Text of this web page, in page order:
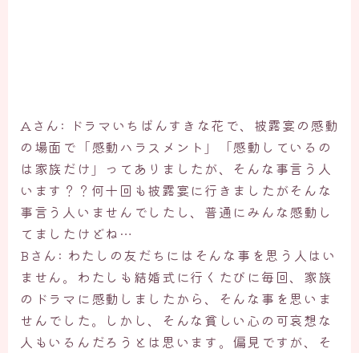
Aさん: ドラマいちばんすきな花で、披露宴の感動
の場面で「感動ハラスメント」「感動しているの
は家族だけ」ってありましたが、そんな事言う人
います？？何十回も披露宴に行きましたがそんな
事言う人いませんでしたし、普通にみんな感動し
てましたけどね…
Bさん: わたしの友だちにはそんな事を思う人はい
ません。わたしも結婚式に行くたびに毎回、家族
のドラマに感動しましたから、そんな事を思いま
せんでした。しかし、そんな貧しい心の可哀想な
人もいるんだろうとは思います。偏見ですが、そ